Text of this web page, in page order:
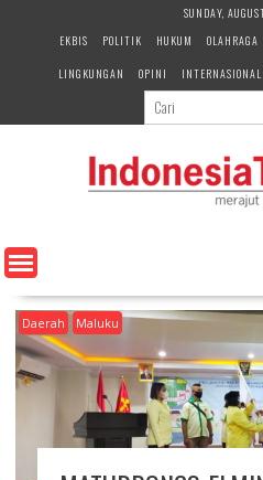
e
n
SUNDAY,
EKBIS
POLITIK HUKUM OLAHRAGA
LINGKUNGAN
OPINI INTERNASIONAL
Daerah Maluku